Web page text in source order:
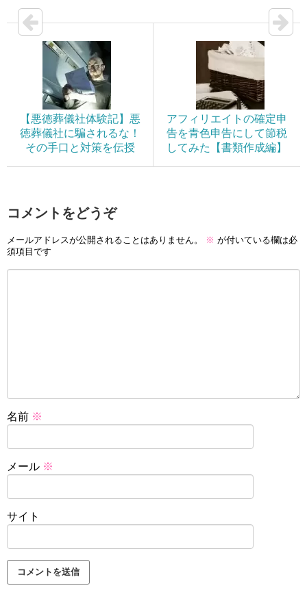
【悪徳葬儀社体験記】悪
徳葬儀社に騙されるな！
その手口と対策を伝授
アフィリエイトの確定申
告を青色申告にして節税
してみた【書類作成編】
コメントをどうぞ
メールアドレスが公開されることはありません。 ※ が付いている欄は必
須項目です
名前 ※
メール ※
サイト